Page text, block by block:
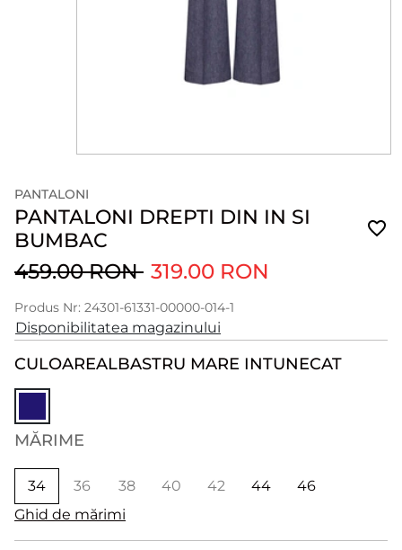
PANTALONI
PANTALONI DREPTI DIN IN SI
BUMBAC
459.00 RON 319.00 RON
Produs Nr: 24301-61331-00000-014-1
Disponibilitatea magazinului
CULOAREALBASTRU MARE INTUNECAT
MĂRIME
34 36 38 40 42 44
46
Ghid de mărimi